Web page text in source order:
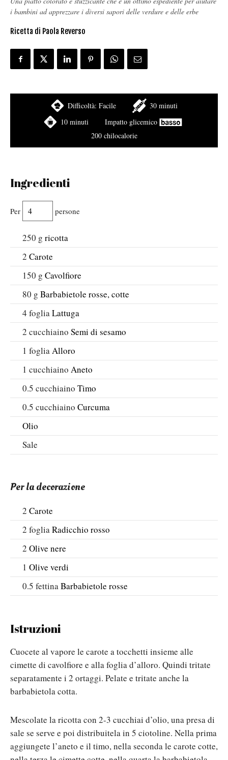
i bambini ad apprezzare i diversi sapori delle verdure e delle erbe
Ricetta di Paola Reverso
Difficoltà: Facile
30 minuti
10 minuti
Impatto glicemico
200 chilocalorie
Ingredienti
Per persone
250 g ricotta
2 Carote
150 g Cavolfiore
80 g Barbabietole rosse, cotte
4 fogliaLattuga
2 cucchiaino Semi di sesamo
1 fogliaAlloro
1 cucchiaino Aneto
0.5 cucchiaino Timo
0.5 cucchiaino Curcuma
Olio
Sale
Per la decorazione
2 Carote
2 fogliaRadicchio rosso
2 Olive nere
1 Olive verdi
0.5 fettinaBarbabietole rosse
Istruzioni
Cuocete al vapore le carote a tocchetti insieme alle
cimette di cavolfiore e alla foglia d’alloro. Quindi tritate
separatamente i 2 ortaggi. Pelate e tritate anche la
barbabietola cotta.
Mescolate la ricotta con 2-3 cucchiai d’olio, una presa di
sale se serve e poi distribuitela in 5 ciotoline. Nella prima
aggiungete l’aneto e il timo, nella seconda le carote cotte,